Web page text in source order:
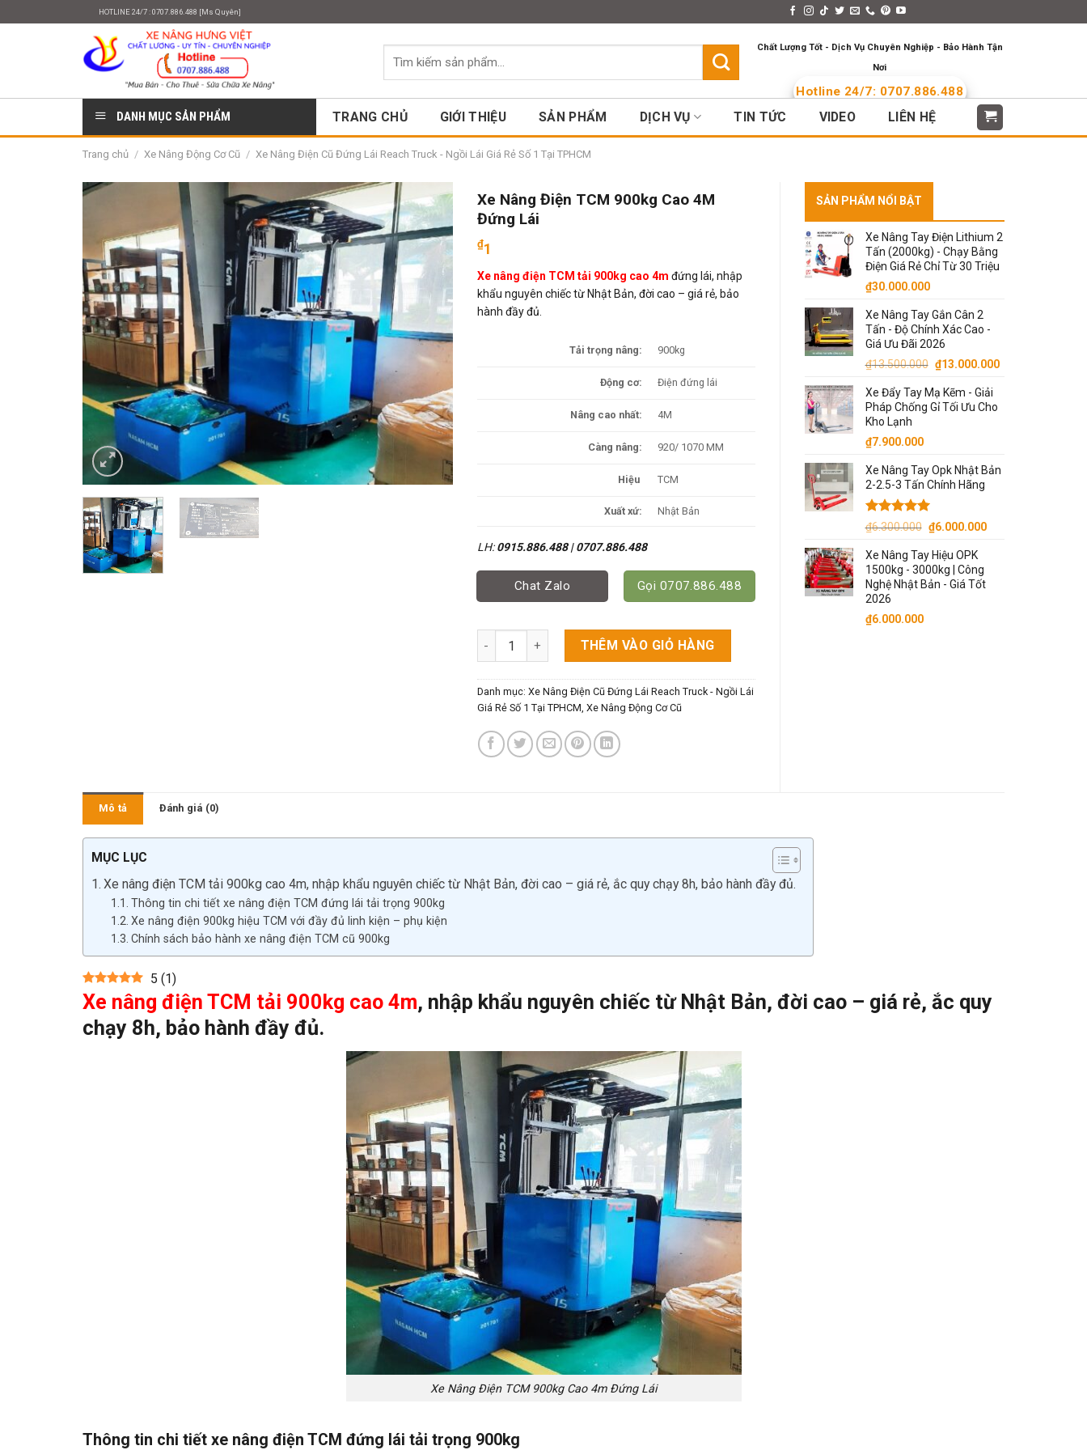
HOTLINE 24/7 : 0707.886.488 [Ms Quyên]
Tìm
Chất Lượng Tốt - Dịch Vụ Chuyên Nghiệp - Bảo Hành Tận
Nơi
Hotline 24/7: 0707.886.488
DANH MỤC SẢN PHẨM
TRANG CHỦ GIỚI THIỆU SẢN PHẨM DỊCH VỤ TIN TỨC VIDEO LIÊN HỆ
Trang chủ / Xe Nâng Động Cơ Cũ / Xe Nâng Điện Cũ Đứng Lái Reach Truck - Ngồi Lái Giá Rẻ Số 1 Tại TPHCM
Xe Nâng Điện TCM 900kg Cao 4M
Đứng Lái
₫1
Xe nâng điện TCM tải 900kg cao 4m đứng lái, nhập
khẩu nguyên chiếc từ Nhật Bản, đời cao – giá rẻ, bảo
hành đầy đủ.
Tải trọng nâng: 900kg
Động cơ: Điện đứng lái
Nâng cao nhất: 4M
Càng nâng: 920/ 1070 MM
Hiệu TCM
Xuất xứ: Nhật Bản
LH:0915.886.488|0707.886.488
Chat Zalo Gọi 0707.886.488
Xe Nâng Điện TCM 900kg Cao 4M Đứng Lái số lượng
THÊM VÀO GIỎ HÀNG
Danh mục: Xe Nâng Điện Cũ Đứng Lái Reach Truck - Ngồi Lái
Giá Rẻ Số 1 Tại TPHCM, Xe Nâng Động Cơ Cũ
SẢN PHẨM NỔI BẬT
Xe Nâng Tay Điện Lithium 2
Tấn (2000kg) - Chạy Bằng
Điện Giá Rẻ Chỉ Từ 30 Triệu
₫30.000.000
Xe Nâng Tay Gắn Cân 2
Tấn - Độ Chính Xác Cao -
Giá Ưu Đãi 2026
₫13.500.000 Giá
là:
₫13.500.000.
₫13.000.000Giá
Xe Đẩy Tay Mạ Kẽm - Giải
Pháp Chống Gỉ Tối Ưu Cho
Kho Lạnh
₫7.900.000
Xe Nâng Tay Opk Nhật Bản
2-2.5-3 Tấn Chính Hãng
Được xếp
5 sao
₫6.300.000 Giá
là:
₫6.300.000.
₫6.000.000Giá
₫6.000.000.
Xe Nâng Tay Hiệu OPK
1500kg - 3000kg | Công
Nghệ Nhật Bản - Giá Tốt
2026
₫6.000.000
Mô tả Đánh giá (0)
MỤC LỤC
Xe nâng điện TCM tải 900kg cao 4m, nhập khẩu nguyên chiếc từ Nhật Bản, đời cao – giá rẻ, ắc quy chạy 8h, bảo hành đầy đủ.
Thông tin chi tiết xe nâng điện TCM đứng lái tải trọng 900kg
Xe nâng điện 900kg hiệu TCM với đầy đủ linh kiện – phụ kiện
Chính sách bảo hành xe nâng điện TCM cũ 900kg
5 (1)
Xe nâng điện TCM tải 900kg cao 4m, nhập khẩu nguyên chiếc từ Nhật Bản, đời cao – giá rẻ, ắc quy
chạy 8h, bảo hành đầy đủ.
Xe Nâng Điện TCM 900kg Cao 4m Đứng Lái
Thông tin chi tiết xe nâng điện TCM đứng lái tải trọng 900kg